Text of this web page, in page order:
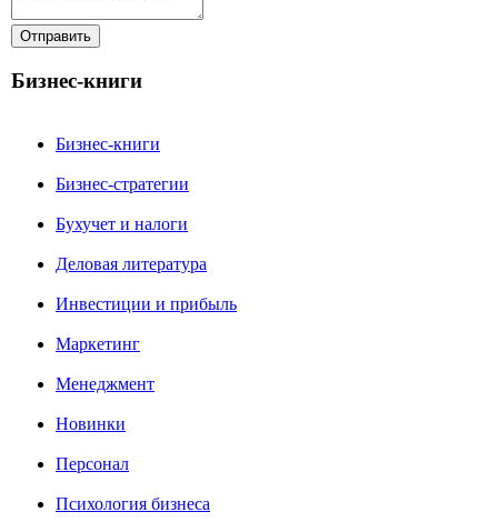
Бизнес-книги
Бизнес-книги
Бизнес-стратегии
Бухучет и налоги
Деловая литература
Инвестиции и прибыль
Маркетинг
Менеджмент
Новинки
Персонал
Психология бизнеса